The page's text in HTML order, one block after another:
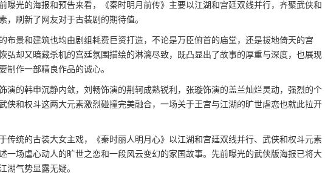
曝光的海报和预告来看，《秦时明月前传》主要以江湖和宫廷双线并行，齐聚武侠和
，刷新了网友对于古装剧的期待值。
布景和建筑也均由剧组耗费巨资打造，不论是万臣俯首的庙堂，还是拔地倚天的宫
弘却又暗藏杀机的宫廷氛围描绘的淋漓尽致，既凸显出了故事的厚重与深度，也展现
制作一部精良作品的诚心。
演的韩申沉静内敛，刘畅饰演的荆轲成熟锐利，张璇饰演的盖兰灿烂灵动，强烈的个
侠和权斗这两大元素激烈碰撞完美融合，一场关于王宫与江湖的旷世虐恋也就此拉开
传统的古装大女主戏，《秦时丽人明月心》以江湖和宫廷双线并行、武侠和权斗元素
一场虐心动人的旷世之恋和一段风云变幻的家国故事。先前曝光的武侠版海报已将大
湖气势显露无疑。